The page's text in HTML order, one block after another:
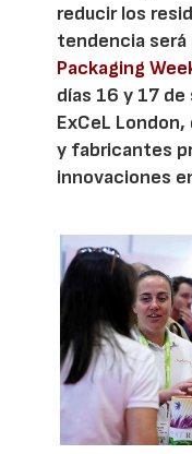
reducir los
tendencia será
Packaging
días 16 y 17
ExCeL
y fabricantes
innovaciones